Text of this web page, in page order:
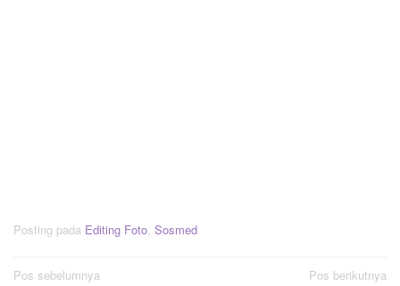
Posting pada Editing Foto, Sosmed
Navigasi
Pos sebelumnya
Pos berikutnya